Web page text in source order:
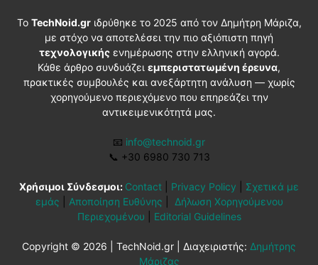
Το TechNoid.grιδρύθηκε το 2025 από τον Δημήτρη Μάριζα,
με στόχο να αποτελέσει την πιο αξιόπιστη πηγή
τεχνολογικήςενημέρωσης στην ελληνική αγορά.
Κάθε άρθρο συνδυάζει εμπεριστατωμένη έρευνα,
πρακτικές συμβουλές και ανεξάρτητη ανάλυση — χωρίς
χορηγούμενο περιεχόμενο που επηρεάζει την
αντικειμενικότητά μας.
📧 info@technoid.gr
📞 +30 6980 730 713
Χρήσιμοι Σύνδεσμοι: Contact Privacy Policy
Σχετικά με
εμάς
Αποποίηση Ευθύνης
Δήλωση Χορηγούμενου
Περιεχομένου
Editorial Guidelines
Copyright © 2026 | TechNoid.gr | Διαχειριστής: Δημήτρης
Μάριζας